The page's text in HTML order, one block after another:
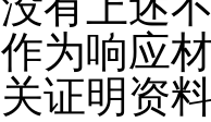
为响应
证明资